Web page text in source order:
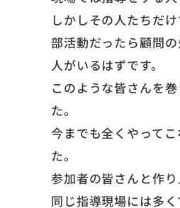
しかしその人たちだけ
部活動だったら顧問
人がいるはずです。
このような皆さんを
た。
今までも全くやって
た。
参加者の皆さんと作
同じ指導現場には多く